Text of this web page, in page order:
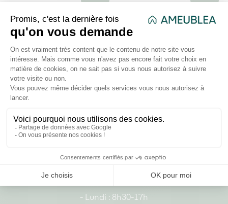
7 723,93 €
Affichage 1-6 de 6 article(s)
178 rue d'Alger, Roubaix, Hauts-de-France
- Lundi : 8h30-17h